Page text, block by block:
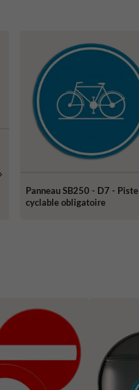
Panneau SB250 - D7 - Piste
cyclable obligatoire